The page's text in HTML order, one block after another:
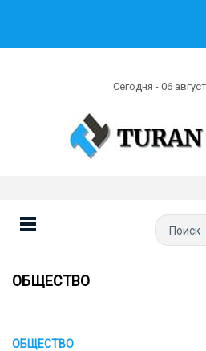
Сегодня - 06
ОБЩЕСТВО
ОБЩЕСТВО